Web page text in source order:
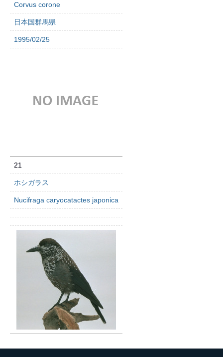
Corvus corone
日本国群馬県
1995/02/25
21
ホシガラス
Nucifraga caryocatactes japonica